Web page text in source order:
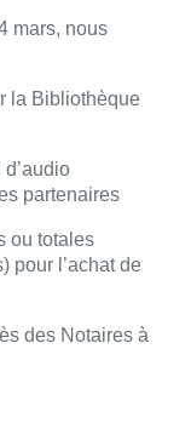
mars, nous
la Bibliothèque
partenaires
ou totales
pour l’achat de
des Notaires à